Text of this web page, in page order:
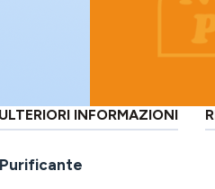
ULTERIORI INFORMAZIONI